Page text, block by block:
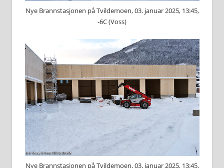
Nye Brannstasjonen på Tvildemoen, 03. januar 2025, 13:45,
-6C (Voss)
Nye Brannstasjonen på Tvildemoen, 03. januar 2025, 13:45,